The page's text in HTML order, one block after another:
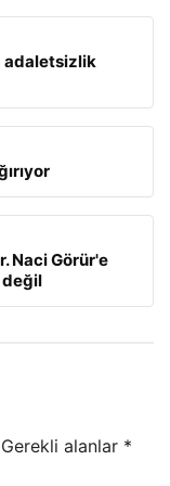
adaletsizlik
Naci Görür'e
değil
Gerekli alanlar *